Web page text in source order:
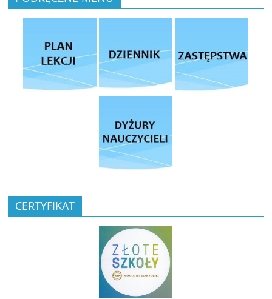
CERTYFIKAT